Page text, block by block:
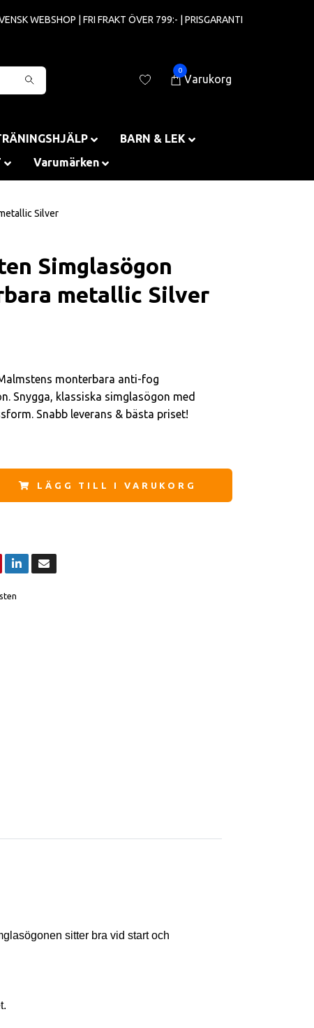
WEBSHOP | FRI FRAKT ÖVER 799:- | PRISGARANTI
0
Varukorg
BARN & LEK
Varumärken
Silver
Simglasögon
metallic Silver
monterbara anti-fog
Snygga, klassiska simglasögon med
Snabb leverans & bästa priset!
LÄGG TILL I VARUKORG
sitter bra vid start och